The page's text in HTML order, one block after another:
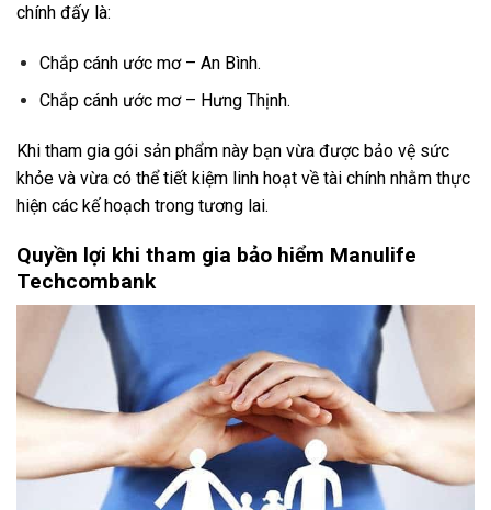
chính đấy là:
Chắp cánh ước mơ – An Bình.
Chắp cánh ước mơ – Hưng Thịnh.
Khi tham gia gói sản phẩm này bạn vừa được bảo vệ sức
khỏe và vừa có thể tiết kiệm linh hoạt về tài chính nhằm thực
hiện các kế hoạch trong tương lai.
Quyền lợi khi tham gia bảo hiểm Manulife
Techcombank